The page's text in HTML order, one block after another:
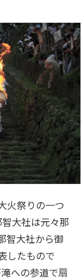
火祭りの一つ
大社は元々那
智大社から御
したもので
への参道で扇